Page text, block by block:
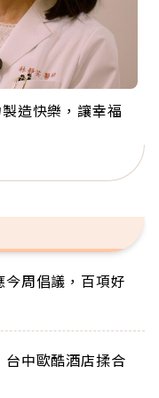
造快樂，讓幸福
36年 「台灣是我
！「蛋黃哥小
退休後才開始真
最年長羽球選
」
小提琴還登上小
周倡議，百項好
中歐酷酒店揉合